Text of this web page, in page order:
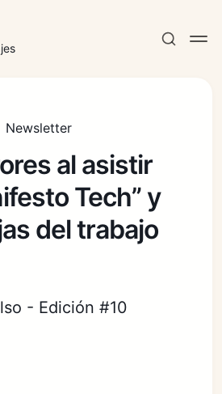
Suscribirse
sesión
Newsletter
al asistir
Tech” y
del trabajo
- Edición #10